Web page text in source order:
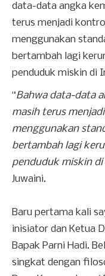
data-data angka
terus menjadi
menggunakan
bertambah lagi
penduduk miskin di
“Bahwa data-data
masih terus
menggunakan
bertambah lagi
penduduk miskin di
Juwaini.
Baru pertama kali
inisiator dan Ketua
Bapak Parni Hadi.
singkat dengan